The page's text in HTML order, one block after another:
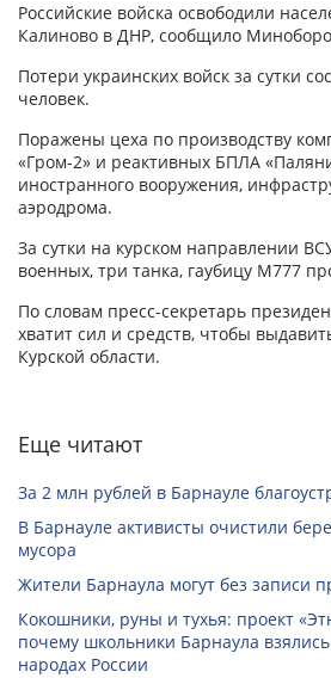
Российские войска освободили
Калиново в ДНР, сообщило
Потери украинских войск за сутки
человек.
Поражены цеха по производству
«Гром-2» и реактивных БПЛА
иностранного вооружения,
аэродрома.
За сутки на курском направлении
военных, три танка, гаубицу М777
По словам пресс-секретарь
хватит сил и средств, чтобы
Курской области.
Еще читают
За 2 млн рублей в Барнауле
В Барнауле активисты очистили
мусора
Жители Барнаула могут без записи
Кокошники, руны и тухья: проект
почему школьники Барнаула
народах России